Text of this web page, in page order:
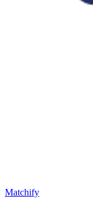
Matchify